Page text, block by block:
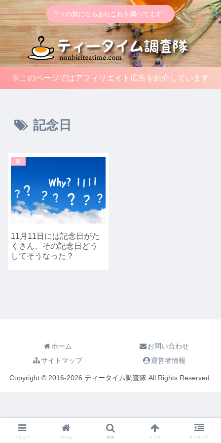
日々の気になるあれこれを調べてます！
※このページではアフィリエイト広告を紹介しています
記念日
暦
11月11日には記念日がた
くさん、その記念日どう
してそうなった？
ホーム
お問い合わせ
サイトマップ
運営者情報
Copyright © 2016-2026 ティータイム調査隊 All Rights Reserved.
メニュー ホーム 検索 トップ サイドバー